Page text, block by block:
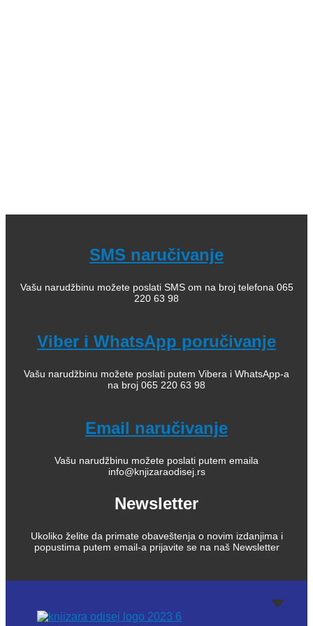
SMS naručivanje
Vašu narudžbinu možete poslati SMS om na broj telefona 065
220 63 98
Viber i WhatsApp poručivanje
Vašu narudžbinu možete poslati putem Vibera i WhatsApp-a
na broj 065 220 63 98
Email naručivanje
Vašu narudžbinu možete poslati putem emaila
info@knjizaraodisej.rs
Newsletter
Ukoliko želite da primate obaveštenja o novim izdanjima i
popustima putem email-a prijavite se na naš Newsletter